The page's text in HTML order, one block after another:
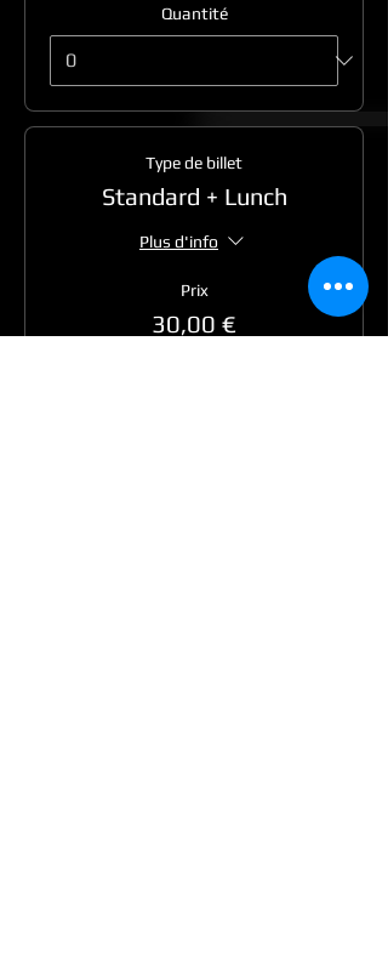
Quantité
Type de billet
Standard + Lunch
Plus d'info
Prix
30,00 €